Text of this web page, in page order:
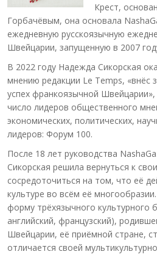
Крест,
Горбачёвым, она основала
ежедневную русскоязычную
Швейцарии, запущенную в 2007
В 2022 году Надежда Сикорская
мнению редакции Le Temps, «внёс
успех франкоязычной
число лидеров общественного
экономических, политических,
лидеров: Форум 100.
После 18 лет руководства
Сикорская решила вернуться к
сосредоточиться на том, что её
культуре во всём её
форму трёхязычного культурного
английский, французский),
Швейцарии, её приёмной стране,
отличается своей